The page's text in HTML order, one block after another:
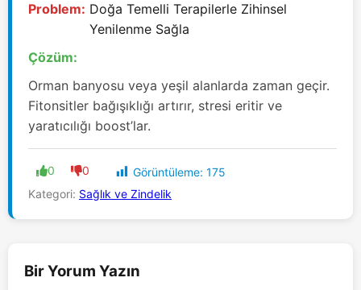
Problem: Doğa Temelli Terapilerle Zihinsel
Yenilenme Sağla
Çözüm:
Orman banyosu veya yeşil alanlarda zaman geçir.
Fitonsitler bağışıklığı artırır, stresi eritir ve
yaratıcılığı boost’lar.
0 0 Görüntüleme: 175
Kategori: Sağlık ve Zindelik
Bir Yorum Yazın